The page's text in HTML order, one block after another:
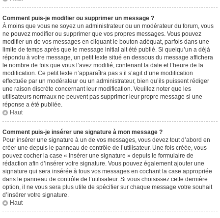
Comment puis-je modifier ou supprimer un message ?
À moins que vous ne soyez un administrateur ou un modérateur du forum, vous
ne pouvez modifier ou supprimer que vos propres messages. Vous pouvez
modifier un de vos messages en cliquant le bouton adéquat, parfois dans une
limite de temps après que le message initial ait été publié. Si quelqu’un a déjà
répondu à votre message, un petit texte situé en dessous du message affichera
le nombre de fois que vous l’avez modifié, contenant la date et l’heure de la
modification. Ce petit texte n’apparaîtra pas s’il s’agit d’une modification
effectuée par un modérateur ou un administrateur, bien qu’ils puissent rédiger
une raison discrète concernant leur modification. Veuillez noter que les
utilisateurs normaux ne peuvent pas supprimer leur propre message si une
réponse a été publiée.
Haut
Comment puis-je insérer une signature à mon message ?
Pour insérer une signature à un de vos messages, vous devez tout d’abord en
créer une depuis le panneau de contrôle de l’utilisateur. Une fois créée, vous
pouvez cocher la case « Insérer une signature » depuis le formulaire de
rédaction afin d’insérer votre signature. Vous pouvez également ajouter une
signature qui sera insérée à tous vos messages en cochant la case appropriée
dans le panneau de contrôle de l’utilisateur. Si vous choisissez cette dernière
option, il ne vous sera plus utile de spécifier sur chaque message votre souhait
d’insérer votre signature.
Haut